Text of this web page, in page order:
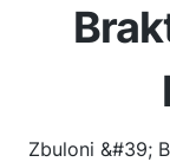
Zbuloni &#39;